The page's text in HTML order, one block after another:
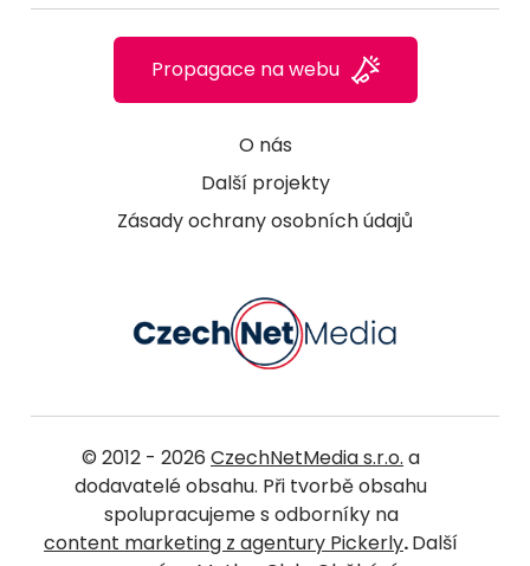
O nás
Další projekty
Zásady ochrany osobních údajů
Propagace na webu
© 2012 - 2026 CzechNetMedia s.r.o. a
dodavatelé obsahu. Při tvorbě obsahu
spolupracujeme s odborníky na
content marketing z agentury Pickerly.Další